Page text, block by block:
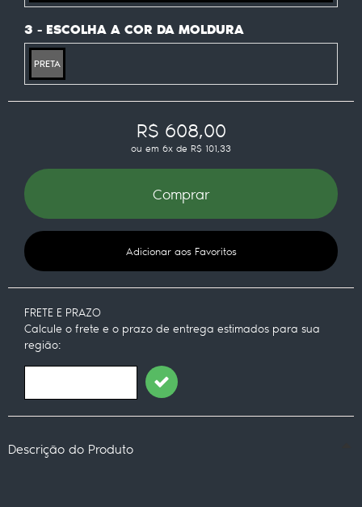
3 - ESCOLHA A COR DA MOLDURA
PRETA
R$ 608,00
ou em 6x de R$ 101,33
Comprar
Adicionar aos Favoritos
FRETE E PRAZO
Calcule o frete e o prazo de entrega estimados para sua
região:
Descrição do Produto